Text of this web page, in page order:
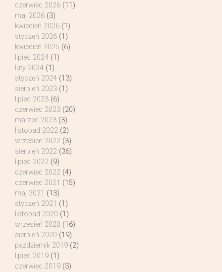
czerwiec 2026 (11)
maj 2026 (3)
kwiecień 2026 (1)
styczeń 2026 (1)
kwiecień 2025 (6)
lipiec 2024 (1)
luty 2024 (1)
styczeń 2024 (13)
sierpień 2023 (1)
lipiec 2023 (6)
czerwiec 2023 (20)
marzec 2023 (3)
listopad 2022 (2)
wrzesień 2022 (3)
sierpień 2022 (36)
lipiec 2022 (9)
czerwiec 2022 (4)
czerwiec 2021 (15)
maj 2021 (13)
styczeń 2021 (1)
listopad 2020 (1)
wrzesień 2020 (16)
sierpień 2020 (19)
październik 2019 (2)
lipiec 2019 (1)
czerwiec 2019 (3)